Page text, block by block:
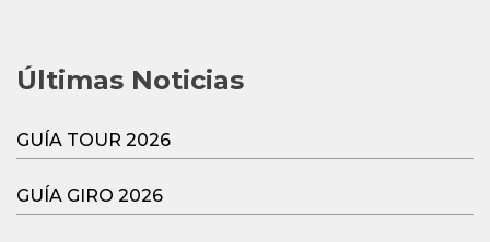
Últimas Noticias
GUÍA TOUR 2026
GUÍA GIRO 2026